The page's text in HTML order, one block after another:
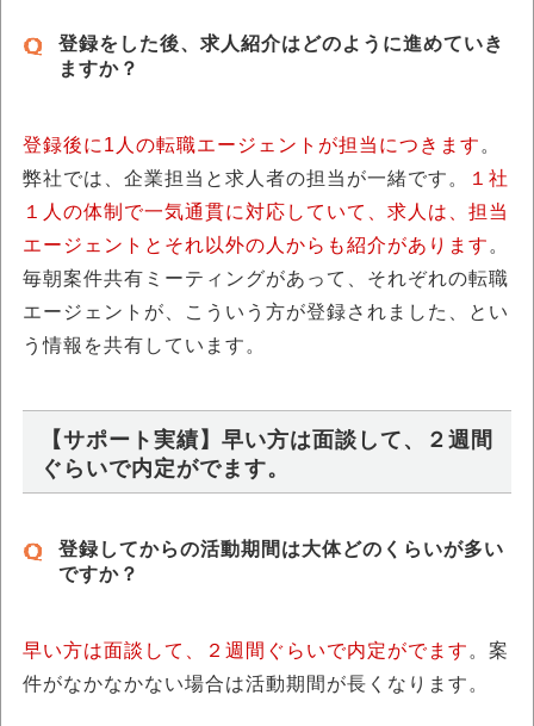
登録をした後、求人紹介はどのように進めていき
ますか？
登録後に1人の転職エージェントが担当につきます 。
弊社では、企業担当と求人者の担当が一緒です。
１社
１人の体制で一気通貫に対応していて、求人は、担当
エージェントとそれ以外の人からも紹介があります 。
毎朝案件共有ミーティングがあって、それぞれの転職
エージェントが、こういう方が登録されました、とい
う情報を共有しています。
【サポート実績】早い方は面談して、２週間
ぐらいで内定がでます。
登録してからの活動期間は大体どのくらいが多い
ですか？
早い方は面談して、２週間ぐらいで内定がでます 。案
件がなかなかない場合は活動期間が長くなります。